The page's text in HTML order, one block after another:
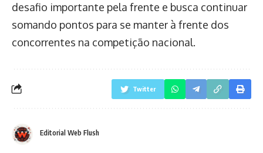
desafio importante pela frente e busca continuar
somando pontos para se manter à frente dos
concorrentes na competição nacional.
Twitter
Editorial Web Flush